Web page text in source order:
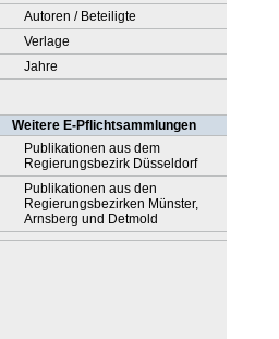
Autoren / Beteiligte
Verlage
Jahre
Weitere E-Pflichtsammlungen
Publikationen aus dem
Regierungsbezirk Düsseldorf
Publikationen aus den
Regierungsbezirken Münster,
Arnsberg und Detmold